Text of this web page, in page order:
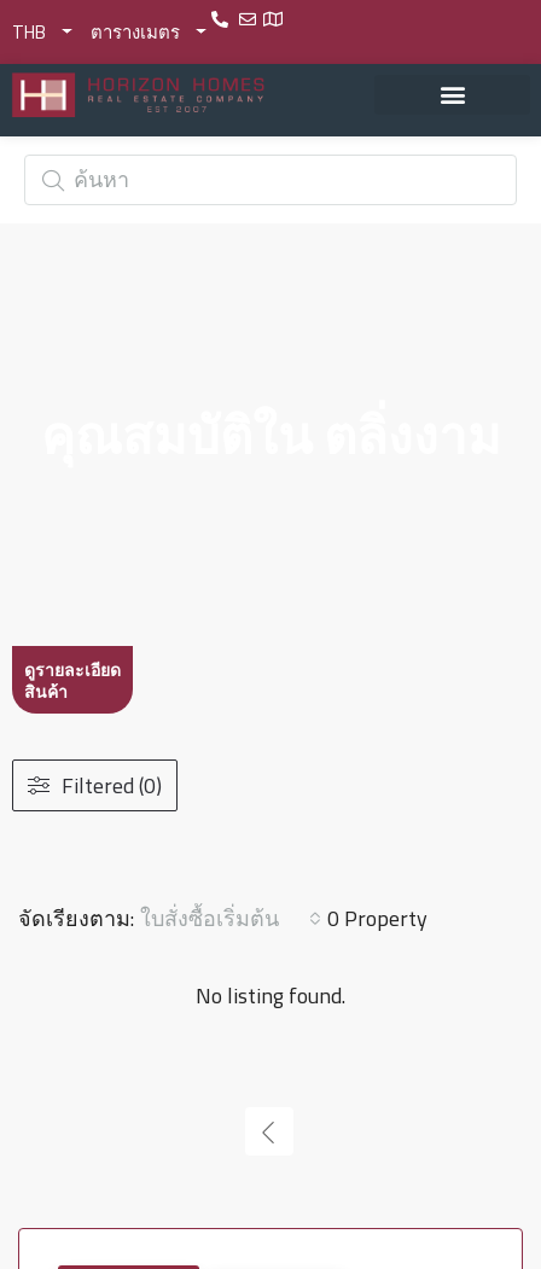
THB ตารางเมตร
ดูรายละเอียด
สินค้า
Filtered (0)
0 Property
จัดเรียงตาม:ใบสั่งซื้อเริ่มต้น
No listing found.